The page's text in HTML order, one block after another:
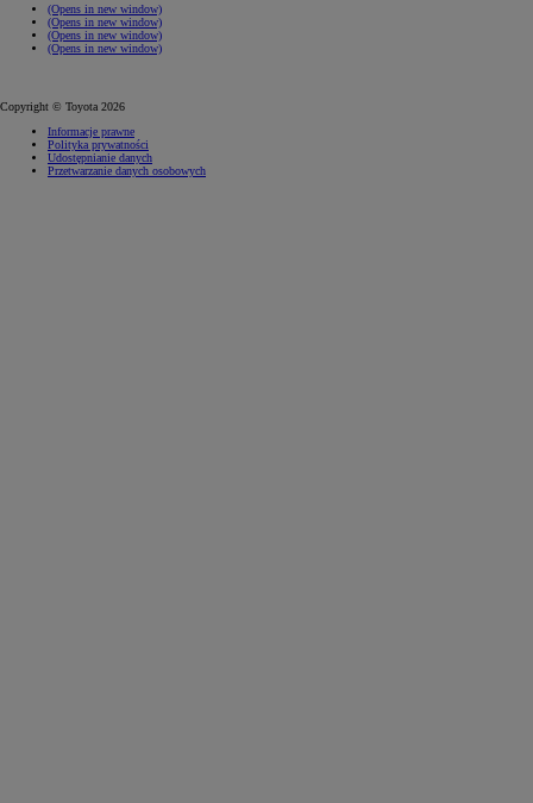
(Opens in new window)
(Opens in new window)
(Opens in new window)
(Opens in new window)
Copyright © Toyota 2026
Informacje prawne
Polityka prywatności
Udostępnianie danych
Przetwarzanie danych osobowych